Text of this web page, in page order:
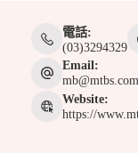
電話:
(03)3294329
Email:
Website:
https://